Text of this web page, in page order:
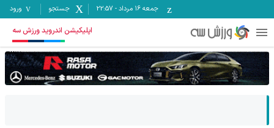
جمعه ۱۶ مرداد -
22:57 جستجو ورود
اپلیکیشن اندروید ورزش سه